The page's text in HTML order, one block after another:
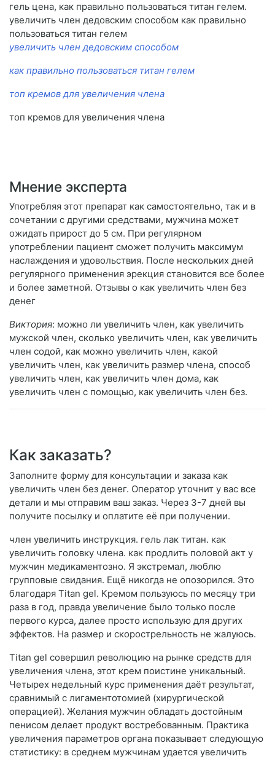
гель цена, как правильно пользоваться титан гелем.
увеличить член дедовским способом как правильно
пользоваться титан гелем
увеличить член дедовским способом
как правильно пользоваться титан гелем
топ кремов для увеличения члена
топ кремов для увеличения члена
Мнение эксперта
Употребляя этот препарат как самостоятельно, так и в
сочетании с другими средствами, мужчина может
ожидать прирост до 5 см. При регулярном
употреблении пациент сможет получить максимум
наслаждения и удовольствия. После нескольких дней
регулярного применения эрекция становится все более
и более заметной. Отзывы о как увеличить член без
денег
Виктория: можно ли увеличить член, как увеличить
мужской член, сколько увеличить член, как увеличить
член содой, как можно увеличить член, какой
увеличить член, как увеличить размер члена, способ
увеличить член, как увеличить член дома, как
увеличить член с помощью, как увеличить член без.
Как заказать?
Заполните форму для консультации и заказа как
увеличить член без денег. Оператор уточнит у вас все
детали и мы отправим ваш заказ. Через 3-7 дней вы
получите посылку и оплатите её при получении.
член увеличить инструкция. гель лак титан. как
увеличить головку члена. как продлить половой акт у
мужчин медикаментозно. Я экстремал, люблю
групповые свидания. Ещё никогда не опозорился. Это
благодаря Titan gel. Кремом пользуюсь по месяцу три
раза в год, правда увеличение было только после
первого курса, далее просто использую для других
эффектов. На размер и скорострельность не жалуюсь.
Titan gel совершил революцию на рынке средств для
увеличения члена, этот крем поистине уникальный.
Четырех недельный курс применения даёт результат,
сравнимый с лигаментотомией (хирургической
операцией). Желания мужчин обладать достойным
пенисом делает продукт востребованным. Практика
увеличения параметров органа показывает следующую
статистику: в среднем мужчинам удается увеличить